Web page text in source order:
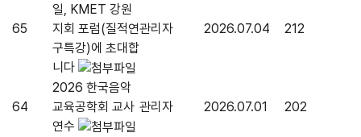
65
일, KMET 강원
지회 포럼(질적연
구특강)에 초대합
니다
관리자 2026.07.04 212
64
2026 한국음악
교육공학회 교사
연수
관리자 2026.07.01 202